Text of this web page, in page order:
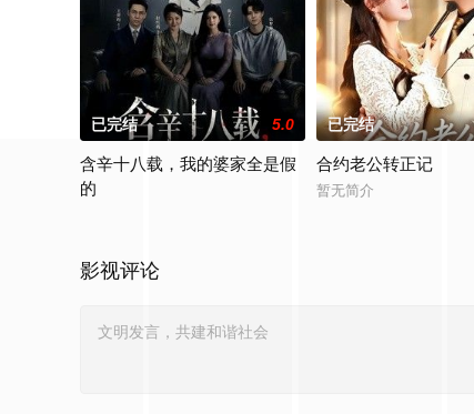
已完结 5.0
含辛十八载，我的婆家全是假
的
已完结
合约老公转正记
暂无简介
影视评论